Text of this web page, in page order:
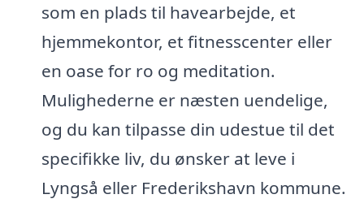
som en plads til havearbejde, et
hjemmekontor, et fitnesscenter eller
en oase for ro og meditation.
Mulighederne er næsten uendelige,
og du kan tilpasse din udestue til det
specifikke liv, du ønsker at leve i
Lyngså eller Frederikshavn kommune.